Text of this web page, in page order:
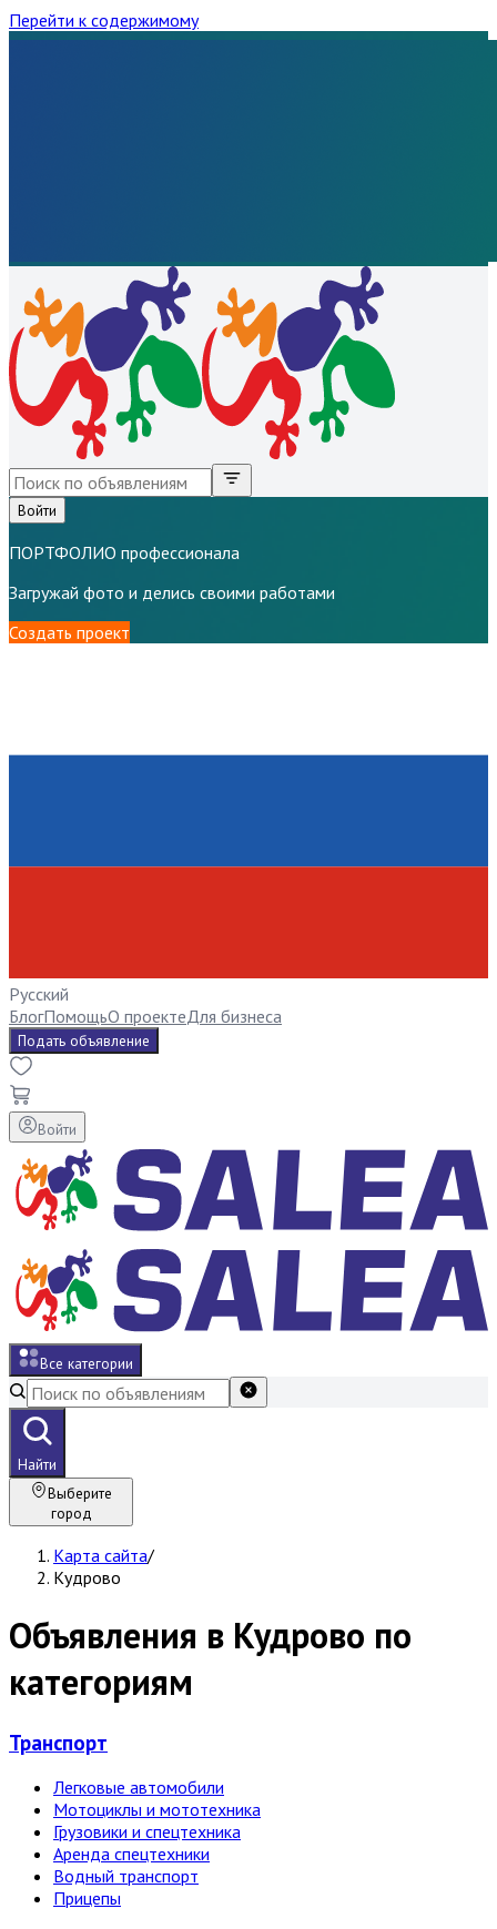
Перейти к содержимому
Войти
ПОРТФОЛИО профессионала
Загружай фото и делись своими работами
Создать проект
Русский
БлогПомощьО проектеДля бизнеса
Подать объявление
Войти
Все категории
Найти
Выберите
город
Карта сайта/
Кудрово
Объявления в Кудрово по
категориям
Транспорт
Легковые автомобили
Мотоциклы и мототехника
Грузовики и спецтехника
Аренда спецтехники
Водный транспорт
Прицепы